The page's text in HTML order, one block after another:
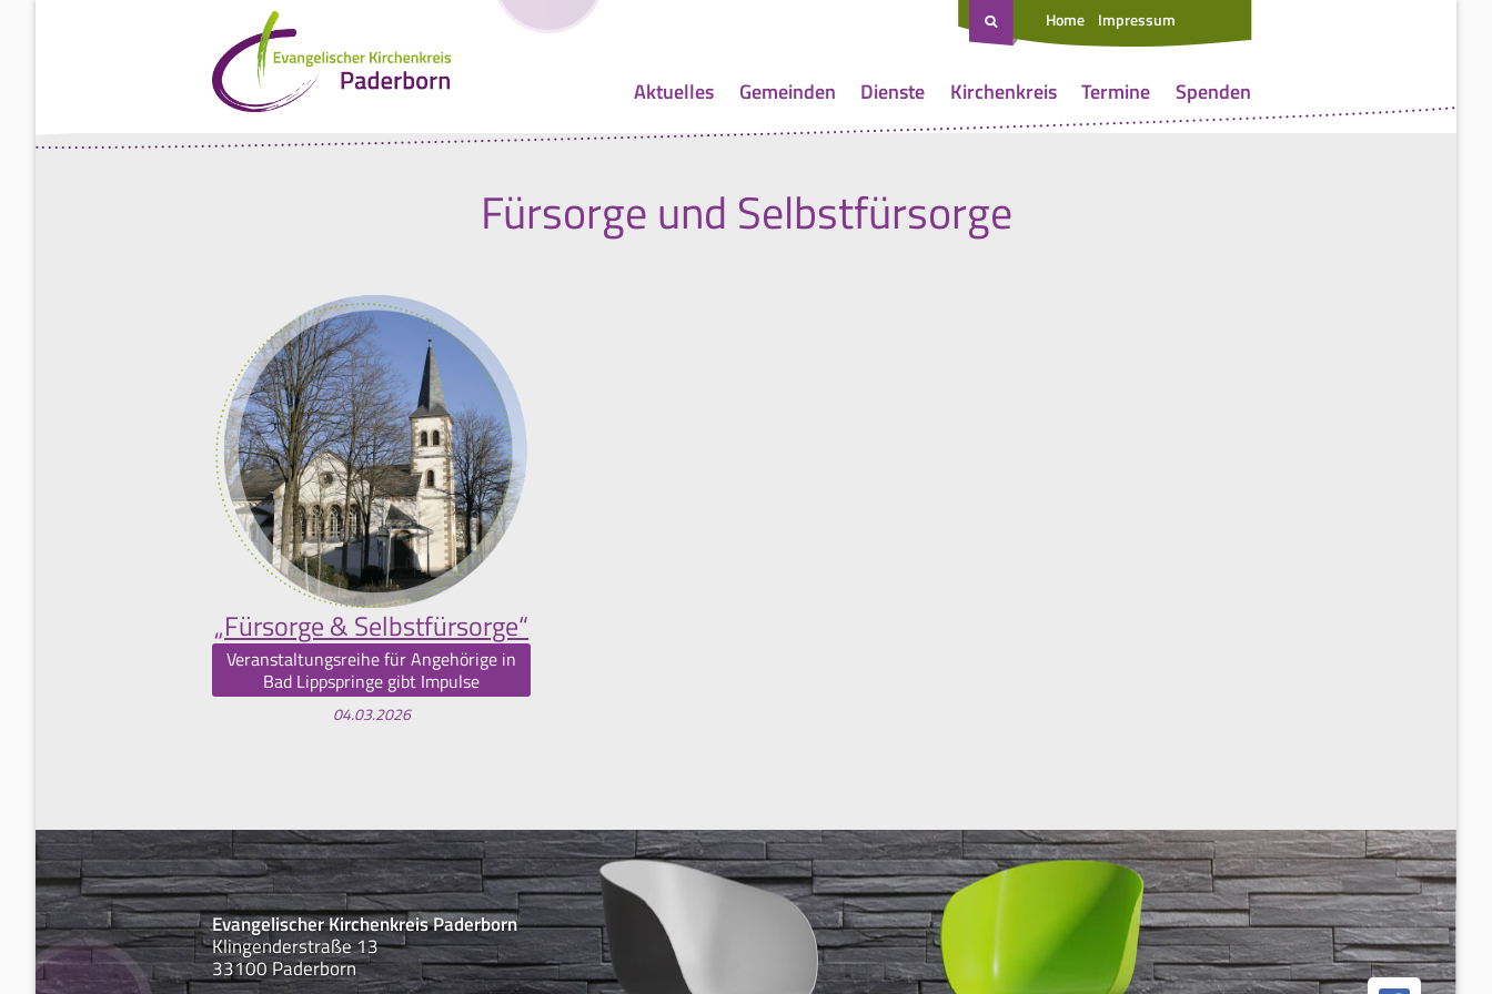
Home Impressum
Aktuelles Gemeinden Dienste Kirchenkreis Termine Spenden
Fürsorge und Selbstfürsorge
„Fürsorge & Selbstfürsorge“
Veranstaltungsreihe für Angehörige in
Bad Lippspringe gibt Impulse
04.03.2026
Evangelischer Kirchenkreis Paderborn
Klingenderstraße 13
33100 Paderborn